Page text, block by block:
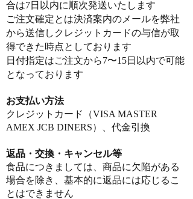
合は7日以内に順次発送いたします
ご注文確定とは決済案内のメールを弊社
から送信しクレジットカードの与信が取
得できた時点としております
日付指定はご注文から7〜15日以内で可能
となっております
お支払い方法
クレジットカード（VISA MASTER
AMEX JCB DINERS）、代金引換
返品・交換・キャンセル等​
​食品につきましては、商品に欠陥がある
場合を除き、基本的に返品には応じるこ
とはできません